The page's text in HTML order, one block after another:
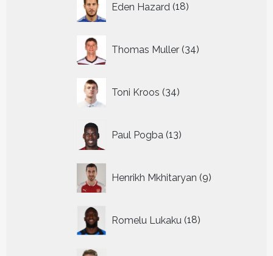
Eden Hazard 18
producten
Thomas Muller 34
producten
Toni Kroos 34
producten
Paul Pogba 13
producten
Henrikh Mkhitaryan 9
producten
Romelu Lukaku 18
producten